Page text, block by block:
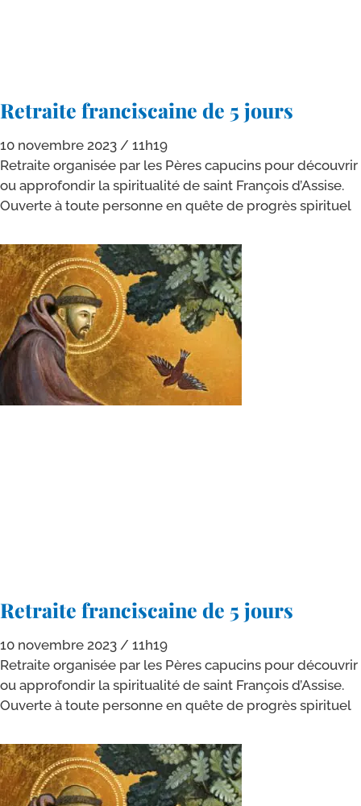
Retraite franciscaine de 5 jours
10 novembre 2023
11h19
Retraite orga­ni­sée par les Pères capu­cins pour décou­vrir
ou appro­fon­dir la spi­ri­tua­li­té de saint François d’Assise.
Ouverte à toute per­sonne en quête de pro­grès spirituel
Retraite franciscaine de 5 jours
10 novembre 2023
11h19
Retraite orga­ni­sée par les Pères capu­cins pour décou­vrir
ou appro­fon­dir la spi­ri­tua­li­té de saint François d’Assise.
Ouverte à toute per­sonne en quête de pro­grès spirituel